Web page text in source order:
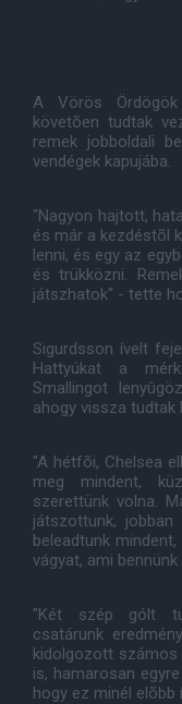
A Vörös
követõen tudtak
remek jobboldali
vendégek kapujába.
"Nagyon hajtott,
és már a kezdéstõl
lenni, és egy az
és trükközni.
játszhatok" - tette
Sigurdsson ívelt
Hattyúkat a
Smallingot
ahogy vissza
"A hétfõi, Chelsea
meg mindent,
szerettünk volna.
játszottunk,
beleadtunk
vágyat, ami bennünk
"Két szép gólt
csatárunk
kidolgozott számos
is, hamarosan
hogy ez minél elõbb